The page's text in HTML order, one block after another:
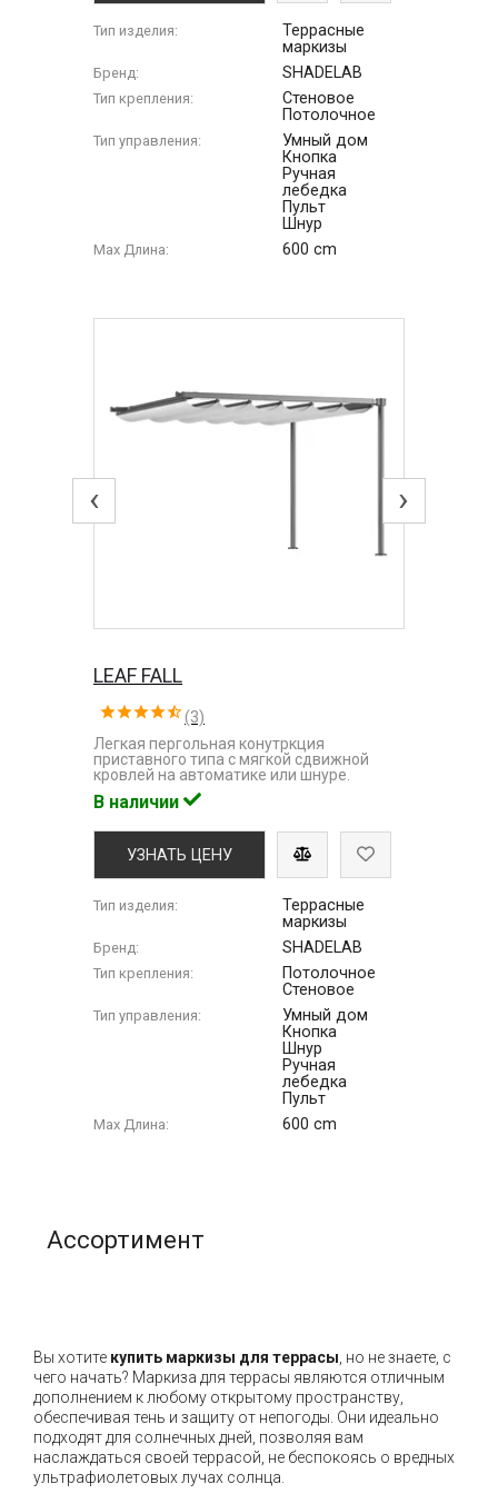
Тип изделия:
Террасные
маркизы
Бренд: SHADELAB
Тип крепления:
Стеновое
Потолочное
Тип управления:
Умный дом
Кнопка
Ручная
лебедка
Пульт
Шнур
Max Длина: 600 cm
‹ ›
LEAF FALL
(3)
Легкая пергольная конутркция
приставного типа с мягкой сдвижной
кровлей на автоматике или шнуре.
В наличии
УЗНАТЬ ЦЕНУ
Тип изделия:
Террасные
маркизы
Бренд: SHADELAB
Тип крепления:
Потолочное
Стеновое
Тип управления:
Умный дом
Кнопка
Шнур
Ручная
лебедка
Пульт
Max Длина: 600 cm
Ассортимент
Вы хотите купить маркизы для террасы , но не знаете, с
чего начать? Маркиза для террасы являются отличным
дополнением к любому открытому пространству,
обеспечивая тень и защиту от непогоды. Они идеально
подходят для солнечных дней, позволяя вам
наслаждаться своей террасой, не беспокоясь о вредных
ультрафиолетовых лучах солнца.